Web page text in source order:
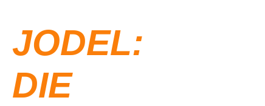
JODEL:
DIE